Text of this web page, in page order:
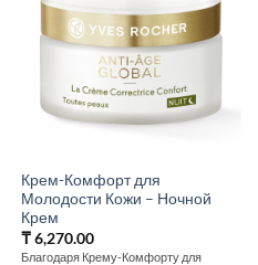
Крем-Комфорт для
Молодости Кожи – Ночной
Крем
₸6,270.00
Благодаря Крему-Комфорту для